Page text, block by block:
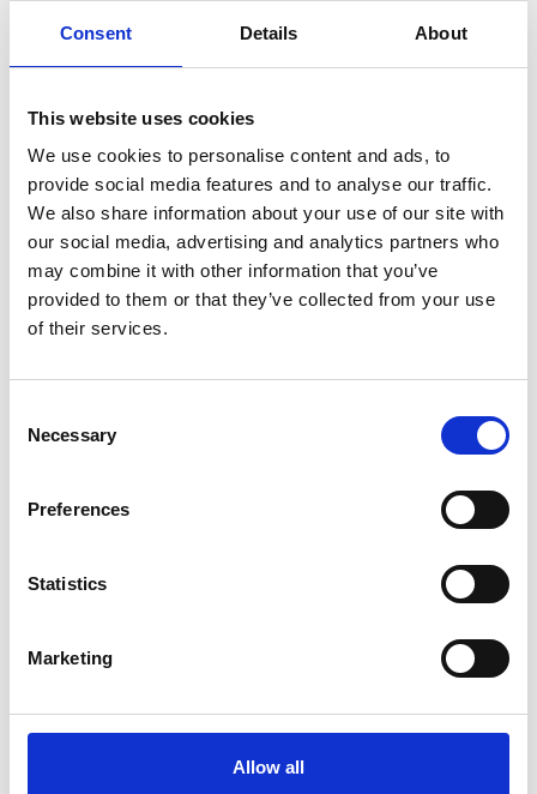
Consent Details About
This website uses cookies
We use cookies to personalise content and ads, to
provide social media features and to analyse our traffic.
We also share information about your use of our site with
our social media, advertising and analytics partners who
may combine it with other information that you’ve
provided to them or that they’ve collected from your use
of their services.
Selection
Necessary
Preferences
Statistics
Marketing
Allow all
7 Agosto 2026
costruzione di nuove abitazioni
Repubblica Ceca
La Škoda avvia la produzione del suo SUV Peaq